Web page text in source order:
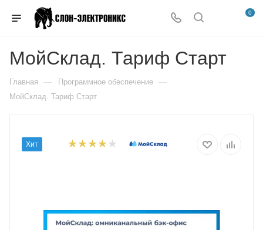
0
МойСклад. Тариф Старт
Главная — Программное обеспечение —
МойСклад. Тариф Старт
Хит